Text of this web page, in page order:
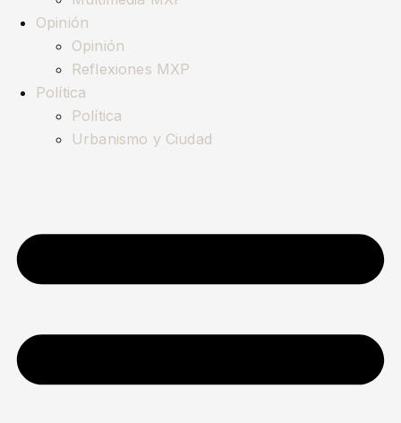
Opinión
Opinión
Reflexiones MXP
Política
Política
Urbanismo y Ciudad